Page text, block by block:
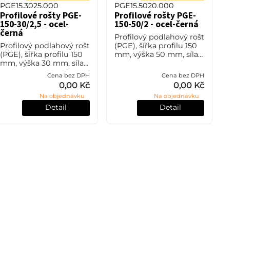
PGE15.3025.000
Profilové rošty PGE-
150-30/2,5 - ocel-
černá
Profilový podlahový rošt
(PGE), šířka profilu 150
mm, výška 30 mm, síla
2,5 mm, ocel S235JR
(ST37.2 nebo také ČSN
11373) bez povrchové
Cena bez DPH
0,00 Kč
Na objednávku
Detail
PGE15.5020.000
Profilové rošty PGE-
150-50/2 - ocel-černá
Profilový podlahový rošt
(PGE), šířka profilu 150
mm, výška 50 mm, síla 2
nebo také ČSN 11373)
bez povrchové úpravy.
Cena bez DPH
0,00 Kč
Na objednávku
Detail